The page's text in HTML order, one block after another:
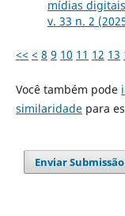
mídias
v. 33 n. 2
<< < 8 9 10 11 12 13
Você também pode
similaridadepara
Enviar Submissão